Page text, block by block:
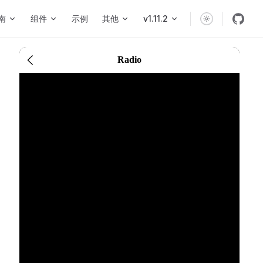
组件 示例 其他 v1.11.2